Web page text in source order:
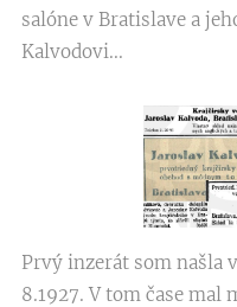
salóne v Bratislave a
Kalvodovi...
Prvý inzerát som našla
8.1927. V tom čase mal